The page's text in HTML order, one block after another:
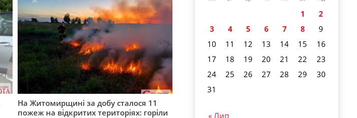
На Житомирщині за добу сталося 11
пожеж на відкритих територіях: горіли
1
2
3
4 5 6 7 8
9
10
11 12 13 14 15
16
17
18 19 20 21 22
23
24
25 26 27 28 29
30
31
« Лип